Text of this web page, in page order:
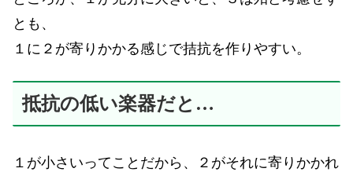
とも、
１に２が寄りかかる感じで拮抗を作りやすい。
抵抗の低い楽器だと…
１が小さいってことだから、２がそれに寄りかかれ